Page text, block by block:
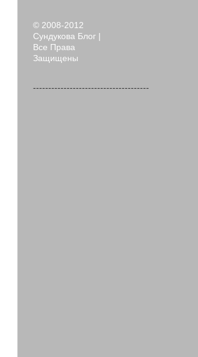
© 2008-2012
Сундукова Блог |
Все Права
Защищены
--------------------------------------